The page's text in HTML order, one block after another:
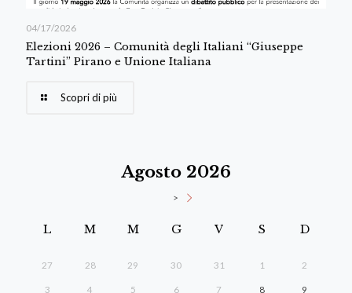
04/17/2026
Elezioni 2026 – Comunità degli Italiani “Giuseppe
Tartini” Pirano e Unione Italiana
Scopri di più
Agosto 2026
>
L M M G V S D
27 28 29 30 31 1 2
3 4 5 6 7 8 9